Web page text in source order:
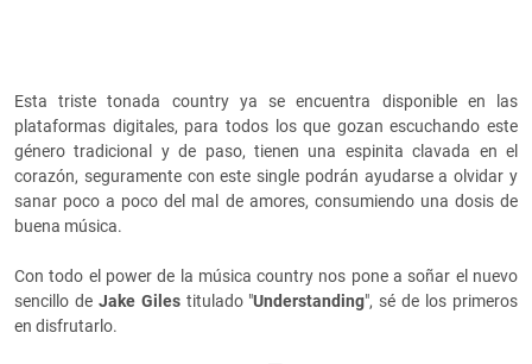
Esta triste tonada country ya se encuentra disponible en las
plataformas digitales, para todos los que gozan escuchando este
género tradicional y de paso, tienen una espinita clavada en el
corazón, seguramente con este single podrán ayudarse a olvidar y
sanar poco a poco del mal de amores, consumiendo una dosis de
buena música.
Con todo el power de la música country nos pone a soñar el nuevo
sencillo de Jake Gilestitulado "Understanding", sé de los primeros
en disfrutarlo.